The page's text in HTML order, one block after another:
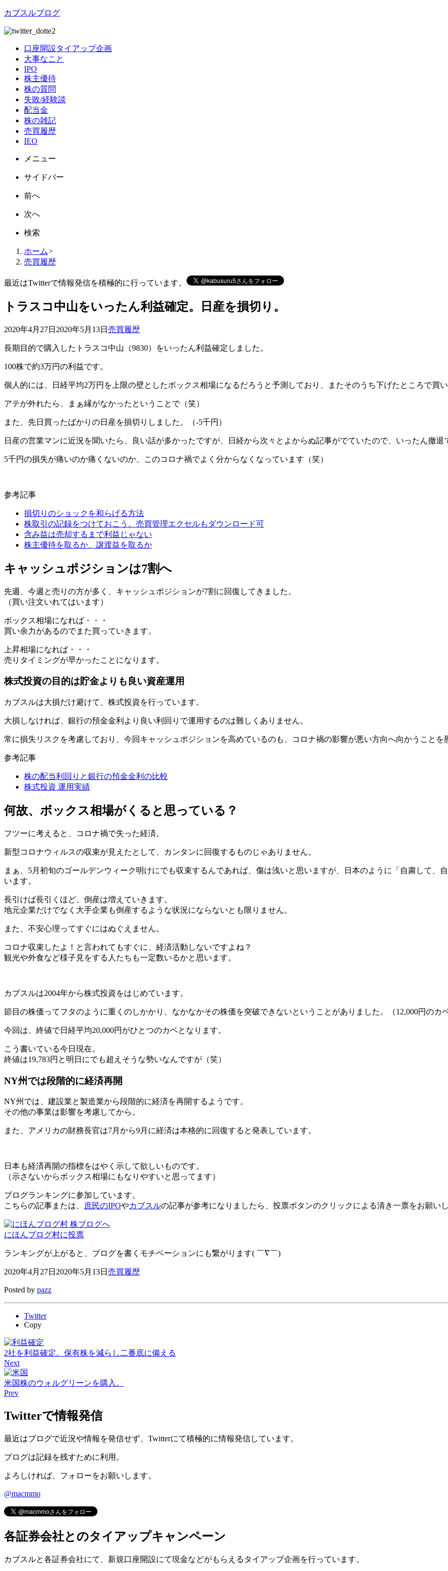
カブスルブログ
口座開設タイアップ企画
大事なこと
IPO
株主優待
株の質問
失敗/経験談
配当金
株の雑記
売買履歴
IEO
メニュー
サイドバー
前へ
次へ
検索
ホーム>
売買履歴
最近はTwitterで情報発信を積極的に行っています。
トラスコ中山をいったん利益確定。日産を損切り。
2020年4月27日 2020年5月13日 売買履歴
長期目的で購入したトラスコ中山（9830）をいったん利益確定しました。
100株で約3万円の利益です。
個人的には、日経平均2万円を上限の壁としたボックス相場になるだろうと予測しており、またそのうち下げたところで買
アテが外れたら、まぁ縁がなかったということで（笑）
また、先日買ったばかりの日産を損切りしました。（-5千円）
日産の営業マンに近況を聞いたら、良い話が多かったですが、日経から次々とよからぬ記事がでていたので、いったん撤退
5千円の損失が痛いのか痛くないのか、このコロナ禍でよく分からなくなっています（笑）
参考記事
損切りのショックを和らげる方法
株取引の記録をつけておこう。売買管理エクセルもダウンロード可
含み益は売却するまで利益じゃない
株主優待を取るか、譲渡益を取るか
キャッシュポジションは7割へ
先週、今週と売りの方が多く、キャッシュポジションが7割に回復してきました。
（買い注文いれてはいます）
ボックス相場になれば・・・
買い余力があるのでまた買っていきます。
上昇相場になれば・・・
売りタイミングが早かったことになります。
株式投資の目的は貯金よりも良い資産運用
カブスルは大損だけ避けて、株式投資を行っています。
大損しなければ、銀行の預金金利より良い利回りで運用するのは難しくありません。
常に損失リスクを考慮しており、今回キャッシュポジションを高めているのも、コロナ禍の影響が悪い方向へ向かうことを
参考記事
株の配当利回りと銀行の預金金利の比較
株式投資 運用実績
何故、ボックス相場がくると思っている？
フツーに考えると、コロナ禍で失った経済。
新型コロナウィルスの収束が見えたとして、カンタンに回復するものじゃありません。
まぁ、5月初旬のゴールデンウィーク明けにでも収束するんであれば、傷は浅いと思いますが、日本のように「自粛して、
います。
長引けば長引くほど、倒産は増えていきます。
地元企業だけでなく大手企業も倒産するような状況にならないとも限りません。
また、不安心理ってすぐにはぬぐえません。
コロナ収束したよ！と言われてもすぐに、経済活動しないですよね？
観光や外食など様子見をする人たちも一定数いるかと思います。
カブスルは2004年から株式投資をはじめています。
節目の株価ってフタのように重くのしかかり、なかなかその株価を突破できないということがありました。 （12,000円のカ
今回は、終値で日経平均20,000円がひとつのカベとなります。
こう書いている今日現在。
終値は19,783円と明日にでも超えそうな勢いなんですが（笑）
NY州では段階的に経済再開
NY州では、建設業と製造業から段階的に経済を再開するようです。
その他の事業は影響を考慮してから。
また、アメリカの財務長官は7月から9月に経済は本格的に回復すると発表しています。
日本も経済再開の指標をはやく示して欲しいものです。
（示さないからボックス相場にもなりやすいと思ってます）
ブログランキングに参加しています。
こちらの記事または、
庶民のIPOやカブスルの記事が参考になりましたら、投票ボタンのクリックによる清き一票をお願い
にほんブログ村に投票
ランキングが上がると、ブログを書くモチベーションにも繋がります( ￣∇￣)
2020年4月27日 2020年5月13日 売買履歴
Posted by pazz
Twitter
Copy
2社を利益確定。保有株を減らし二番底に備える
Next
米国株のウォルグリーンを購入。
Prev
Twitterで情報発信
最近はブログで近況や情報を発信せず、Twitterにて積極的に情報発信しています。
ブログは記録を残すために利用。
よろしければ、フォローをお願いします。
@macmmo
各証券会社とのタイアップキャンペーン
カブスルと各証券会社にて、 新規口座開設にて現金などがもらえるタイアップ企画を行っています。